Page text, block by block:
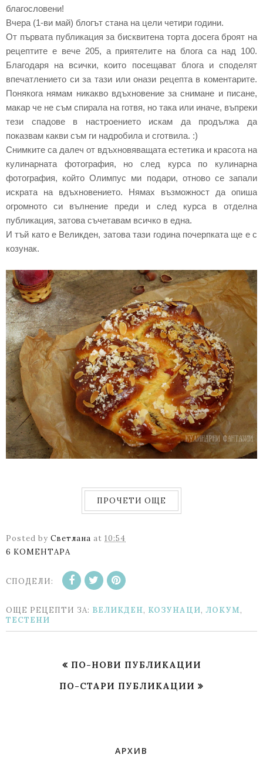
благословени!
Вчера (1-ви май) блогът стана на цели четири години.
От първата публикация за бисквитена торта досега броят на
рецептите e вече 205, а приятелите на блога са над 100.
Благодаря на всички, които посещават блога и споделят
впечатлението си за тази или онази рецепта в коментарите.
Понякога нямам никакво вдъхновение за снимане и писане,
макар че не съм спирала на готвя, но така или иначе, въпреки
тези спадове в настроението искам да продължа да
показвам какви съм ги надробила и сготвила. :)
Снимките са далеч от вдъхновяващата естетика и красота на
кулинарната фотография, но след курса по кулинарна
фотография, който Олимпус ми подари, отново се запали
искрата на вдъхновението. Нямах възможност да опиша
огромното си вълнение преди и след курса в отделна
публикация, затова съчетавам всичко в една.
И тъй като е Великден, затова тази година почерпката ще е с
козунак.
ПРОЧЕТИ ОЩЕ
Posted by Светлана at 10:54
6 КОМЕНТАРА
СПОДЕЛИ:
ОЩЕ РЕЦЕПТИ ЗА: ВЕЛИКДЕН, КОЗУНАЦИ, ЛОКУМ,
ТЕСТЕНИ
ПО-НОВИ ПУБЛИКАЦИИ
ПО-СТАРИ ПУБЛИКАЦИИ
АРХИВ